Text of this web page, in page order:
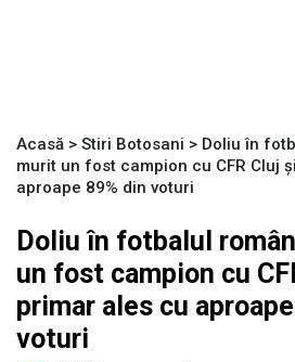
Acasă > Stiri Botosani > Doliu în
murit un fost campion cu CFR Cluj
aproape 89% din voturi
Doliu în fotbalul
un fost campion cu
primar ales cu
voturi